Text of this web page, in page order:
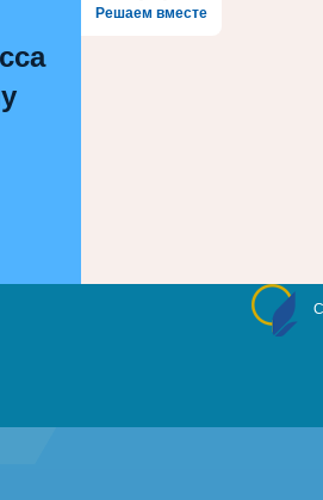
Решаем вместе